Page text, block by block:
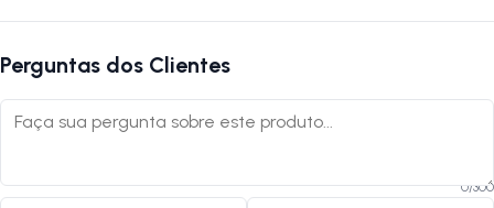
Perguntas dos Clientes
0/300